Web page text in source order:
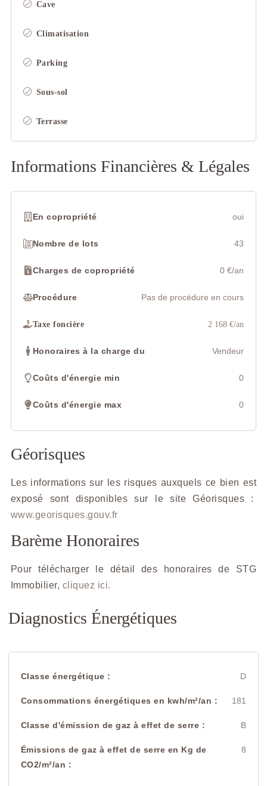
Cave
Climatisation
Parking
Sous-sol
Terrasse
Informations Financières & Légales
En copropriété oui
Nombre de lots 43
Charges de copropriété 0 €/an
Procédure Pas de procédure en cours
Taxe foncière 2 168 €/an
Honoraires à la charge du Vendeur
Coûts d'énergie min 0
Coûts d'énergie max 0
Géorisques
Les informations sur les risques auxquels ce bien est
exposé sont disponibles sur le site Géorisques :
www.georisques.gouv.fr
Barème Honoraires
Pour télécharger le détail des honoraires de STG
Immobilier, cliquez ici.
Diagnostics Énergétiques
Classe énergétique : D
Consommations énergétiques en kwh/m²/an : 181
Classe d'émission de gaz à effet de serre : B
Émissions de gaz à effet de serre en Kg de
CO2/m²/an :
8